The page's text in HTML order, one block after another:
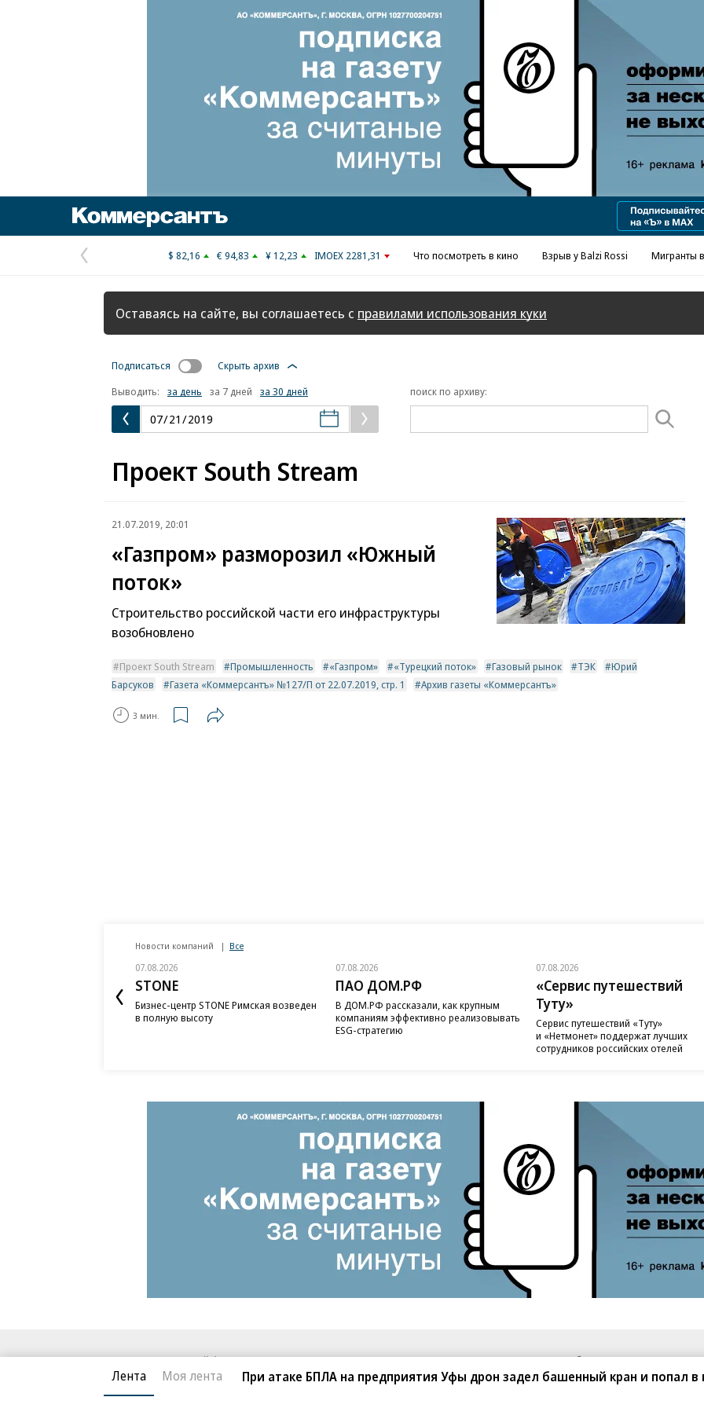
Реклама в «Ъ» www.kommersant.ru/ad
Предыдущая
страница
$ 82,16 € 94,83 ¥ 12,23 IMOEX 2281,31 Что посмотреть в кино Взрыв у Balzi Rossi Мигранты
Оставаясь на сайте, вы соглашаетесь с правилами использования куки
Подписаться
Скрыть архив
Выводить:
за день за 7 дней за 30 дней поиск по архиву:
Проект South Stream
21.07.2019, 20:01
«Газпром» разморозил «Южный
поток»
Строительство российской части его инфраструктуры
возобновлено
Проект South Stream Промышленность «Газпром» «Турецкий поток» Газовый рынок ТЭК
Юрий
Барсуков
Газета «Коммерсантъ» №127/П от 22.07.2019, стр. 1 Архив газеты «Коммерсантъ»
3 мин.
Новости компаний Все
07.08.2026
STONE
Бизнес-центр STONE Римская возведен
в полную высоту
07.08.2026
ПАО ДОМ.РФ
В ДОМ.РФ рассказали, как крупным
компаниям эффективно реализовывать
ESG-стратегию
07.08.2026
«Сервис путешествий
Туту»
Сервис путешествий «Туту»
и «Нетмонет» поддержат лучших
сотрудников российских отелей
Лента Моя лента При атаке БПЛА на предприятия Уфы дрон задел башенный кран и попал в
Благотворительный фонд
О «Коммерсанте»
Архив
Реклама
Вакансии
Обратная связь
Правовая информация